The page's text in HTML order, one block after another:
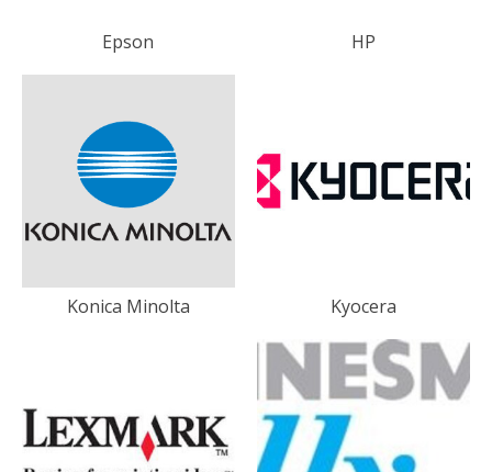
Epson HP
Konica Minolta Kyocera